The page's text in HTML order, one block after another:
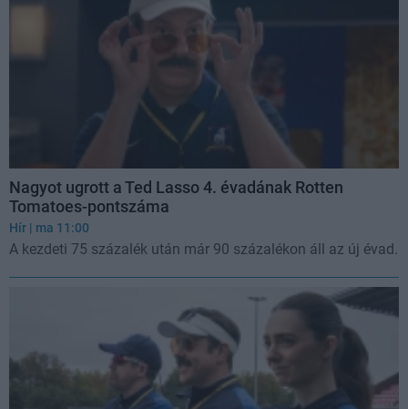
Nagyot ugrott a Ted Lasso 4. évadának Rotten
Tomatoes-pontszáma
Hír | ma 11:00
A kezdeti 75 százalék után már 90 százalékon áll az új évad.